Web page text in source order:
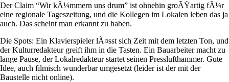
Der Claim “Wir kÃ¼mmern uns drum” ist ohnehin groÃŸartig fÃ¼r
eine regionale Tageszeitung, und die Kollegen im Lokalen leben das ja
auch. Das scheint man erkannt zu haben.
Die Spots: Ein Klavierspieler lÃ¤sst sich Zeit mit dem letzten Ton, und
der Kulturredakteur greift ihm in die Tasten. Ein Bauarbeiter macht zu
lange Pause, der Lokalredakteur startet seinen Presslufthammer. Gute
Idee, auch filmisch wunderbar umgesetzt (leider ist der mit der
Baustelle nicht online).